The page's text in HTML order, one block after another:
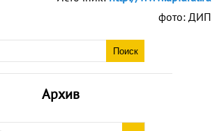
Архив
фото: ДИП